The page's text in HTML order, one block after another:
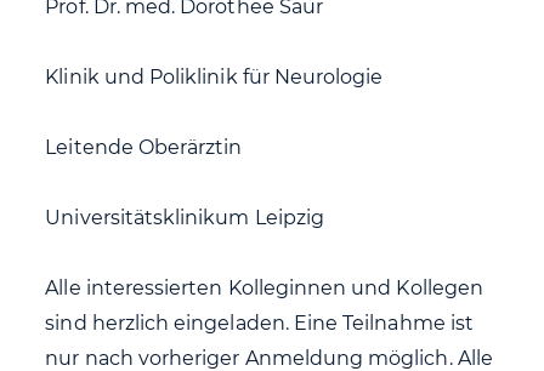
Prof. Dr. med. Dorothee Saur
Klinik und Poliklinik für Neurologie
Leitende Oberärztin
Universitätsklinikum Leipzig
Alle interessierten Kolleginnen und Kollegen
sind herzlich eingeladen. Eine Teilnahme ist
nur nach vorheriger Anmeldung möglich. Alle